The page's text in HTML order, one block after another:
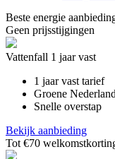
Beste energie
Geen prijsstijgingen
Vattenfall 1 jaar vast
1 jaar vast tarief
Groene
Snelle overstap
Bekijk aanbieding
Tot €70